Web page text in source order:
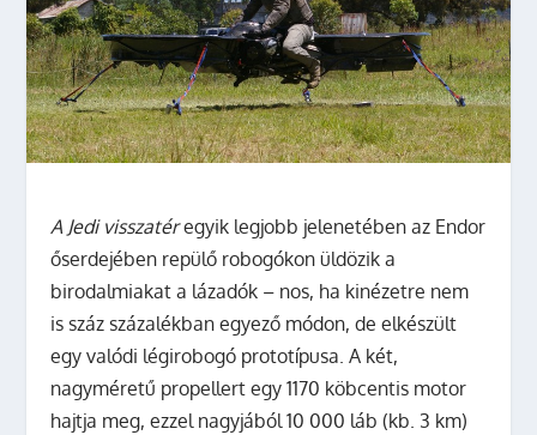
A Jedi visszatéregyik legjobb jelenetében az Endor
őserdejében repülő robogókon üldözik a
birodalmiakat a lázadók – nos, ha kinézetre nem
is száz százalékban egyező módon, de elkészült
egy valódi légirobogó prototípusa. A két,
nagyméretű propellert egy 1170 köbcentis motor
hajtja meg, ezzel nagyjából 10 000 láb (kb. 3 km)